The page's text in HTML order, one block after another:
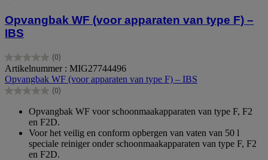
Opvangbak WF (voor apparaten van type F) –
IBS
(0)
0.0
van
de
5
Artikelnummer : MIG27744496
Opvangbak WF (voor apparaten van type F) – IBS
(0)
0.0
sterren.
Opvangbak WF voor schoonmaakapparaten van type F, F2
en F2D.
Voor het veilig en conform opbergen van vaten van 50 l
speciale reiniger onder schoonmaakapparaten van type F, F2
en F2D.